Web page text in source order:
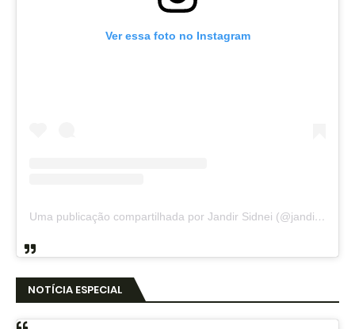
Ver essa foto no Instagram
Uma publicação compartilhada por Jandir Sidnei (@jandirsidnei)
NOTÍCIA ESPECIAL